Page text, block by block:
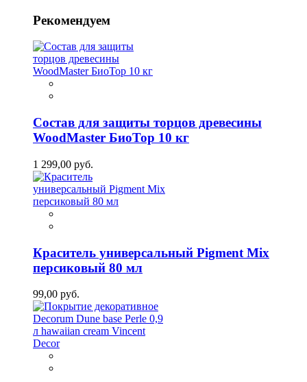
Рекомендуем
Состав для защиты торцов древесины
WoodMaster БиоТор 10 кг
1 299,00 руб.
Краситель универсальный Pigment Mix
персиковый 80 мл
99,00 руб.